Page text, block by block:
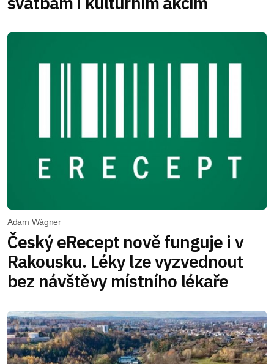
Adam Wágner
Český eRecept nově funguje i v
Rakousku. Léky lze vyzvednout
bez návštěvy místního lékaře